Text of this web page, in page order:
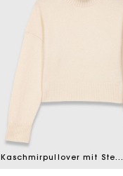
Kaschmirpullover mit Stehkragen
Geschenk zu machen